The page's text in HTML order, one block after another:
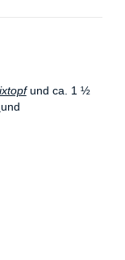
und ca. 1 ½
und